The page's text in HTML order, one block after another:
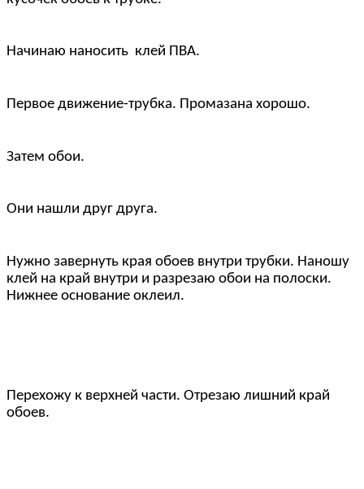
Начинаю наносить клей ПВА.
Первое движение-трубка. Промазана хорошо.
Затем обои.
Они нашли друг друга.
Нужно завернуть края обоев внутри трубки. Наношу
клей на край внутри и разрезаю обои на полоски.
Нижнее основание оклеил.
Перехожу к верхней части. Отрезаю лишний край
обоев.